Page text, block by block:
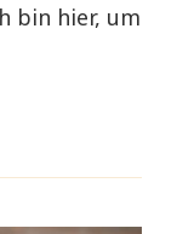
bin hier, um